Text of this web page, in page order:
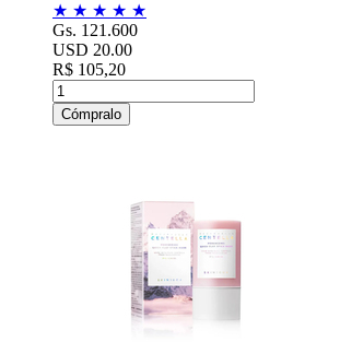
★ ★ ★ ★ ★
Gs. 121.600
USD 20.00
R$ 105,20
Cómpralo